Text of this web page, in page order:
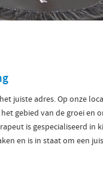
juiste adres. Op onze
gebied van de groei en
is gespecialiseerd in
en is in staat om een